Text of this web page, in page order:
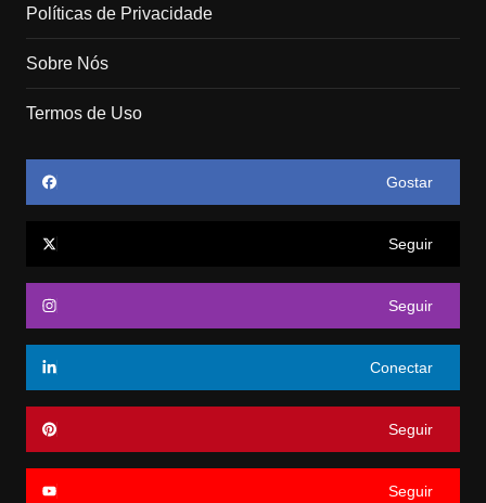
Políticas de Privacidade
Sobre Nós
Termos de Uso
Gostar
Seguir
Seguir
Conectar
Seguir
Seguir